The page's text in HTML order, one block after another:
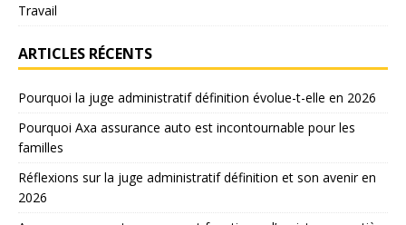
Travail
ARTICLES RÉCENTS
Pourquoi la juge administratif définition évolue-t-elle en 2026
Pourquoi Axa assurance auto est incontournable pour les
familles
Réflexions sur la juge administratif définition et son avenir en
2026